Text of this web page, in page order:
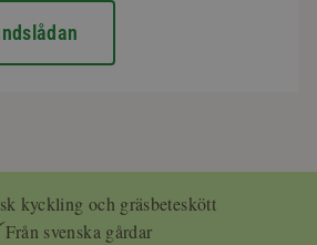
kyckling och gräsbeteskött
Från svenska gårdar